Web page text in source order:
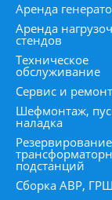
Аренда
Аренда
стендов
Техническое
обслуживание
Сервис и
Шефмонтаж,
наладка
Резервирование
подстанций
Сборка АВР,